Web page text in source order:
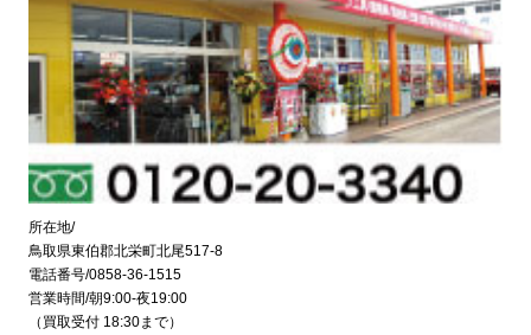
所在地/
鳥取県東伯郡北栄町北尾517-8
電話番号/0858-36-1515
営業時間/朝9:00-夜19:00
（買取受付 18:30まで）